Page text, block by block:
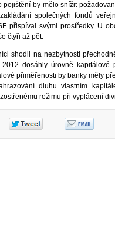
pojištění by mělo snížit
společných fondů
přispíval svými prostředky. U
čtyři až pět.
shodli na nezbytnosti
dosáhly úrovně
přiměřenosti by banky měly
dluhu vlastním
režimu při vyplácení